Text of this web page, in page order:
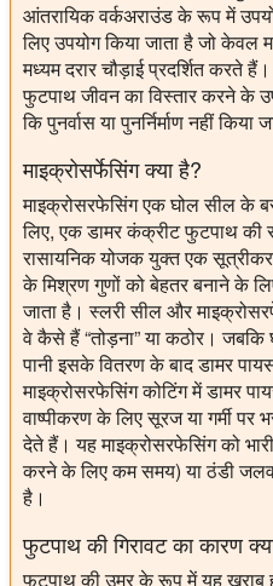
आंतरायिक वर्कअराउंड के रूप में
लिए उपयोग किया जाता है जो केवल
मध्यम दरार चौड़ाई प्रदर्शित करते
फुटपाथ जीवन का विस्तार करने के
कि पुनर्वास या पुनर्निर्माण नहीं किया
माइक्रोसर्फेसिंग क्या है?
माइक्रोसरफेसिंग एक घोल सील के
लिए, एक डामर कंक्रीट फुटपाथ की
रासायनिक योजक युक्त एक
के मिश्रण गुणों को बेहतर बनाने के
जाता है। स्लरी सील और
वे कैसे हैं “तोड़ना” या कठोर।
पानी इसके वितरण के बाद डामर
माइक्रोसरफेसिंग कोटिंग में डामर
वाष्पीकरण के लिए सूरज या गर्मी पर
देते हैं। यह माइक्रोसरफेसिंग को
करने के लिए कम समय) या ठंडी
है।
फुटपाथ की गिरावट का कारण
फुटपाथ की उम्र के रूप में यह खराब